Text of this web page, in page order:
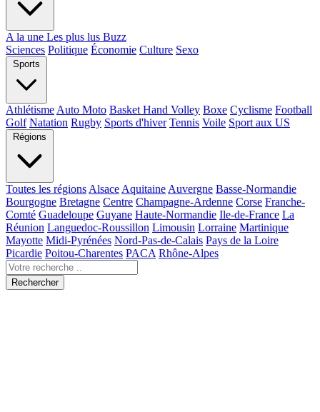
A la une Les plus lus Buzz
Sciences Politique Économie Culture Sexo
Sports
Athlétisme Auto Moto Basket Hand Volley Boxe Cyclisme Football
Golf Natation Rugby Sports d'hiver Tennis Voile Sport aux US
Régions
Toutes les régions Alsace Aquitaine Auvergne Basse-Normandie
Bourgogne Bretagne Centre Champagne-Ardenne Corse Franche-
Comté Guadeloupe Guyane Haute-Normandie Ile-de-France La
Réunion Languedoc-Roussillon Limousin Lorraine Martinique
Mayotte Midi-Pyrénées Nord-Pas-de-Calais Pays de la Loire
Picardie Poitou-Charentes PACA Rhône-Alpes
Rechercher